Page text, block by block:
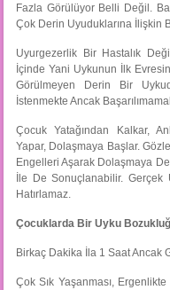
Fazla Görülüyor Belli Değil.
Çok Derin Uyuduklarına İlişkin
Uyurgezerlik Bir Hastalık
İçinde Yani Uykunun İlk
Görülmeyen Derin Bir
İstenmekte Ancak
Çocuk Yatağından Kalkar,
Yapar, Dolaşmaya Başlar.
Engelleri Aşarak Dolaşmaya
İle De Sonuçlanabilir. Gerçek
Hatırlamaz.
Çocuklarda Bir Uyku
Birkaç Dakika İla 1 Saat Ancak
Çok Sık Yaşanması,